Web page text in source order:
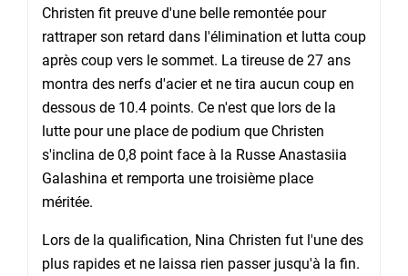
Christen fit preuve d'une belle remontée pour
rattraper son retard dans l'élimination et lutta coup
après coup vers le sommet. La tireuse de 27 ans
montra des nerfs d'acier et ne tira aucun coup en
dessous de 10.4 points. Ce n'est que lors de la
lutte pour une place de podium que Christen
s'inclina de 0,8 point face à la Russe Anastasiia
Galashina et remporta une troisième place
méritée.
Lors de la qualification, Nina Christen fut l'une des
plus rapides et ne laissa rien passer jusqu'à la fin.